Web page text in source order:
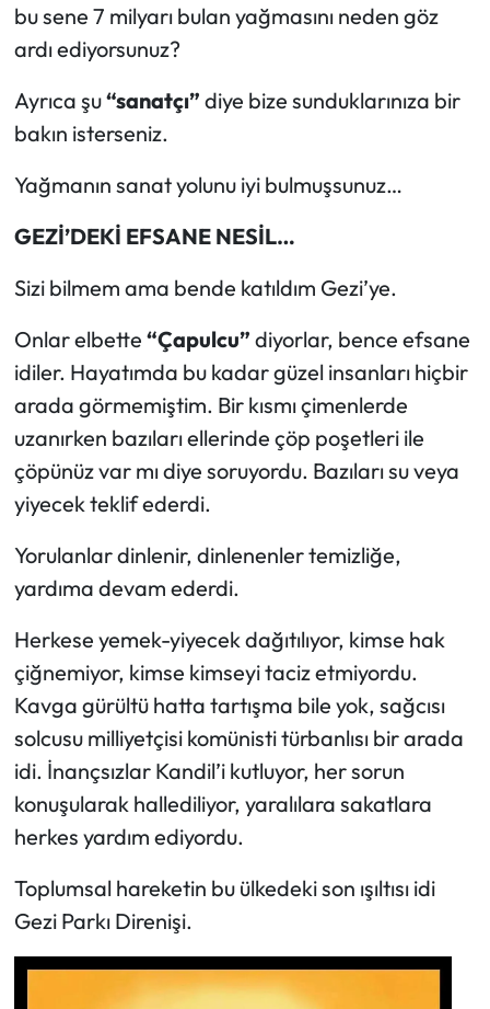
bu sene 7 milyarı bulan yağmasını neden göz
ardı ediyorsunuz?
Ayrıca şu“sanatçı” diye bize sunduklarınıza bir
bakın isterseniz.
Yağmanın sanat yolunu iyi bulmuşsunuz…
GEZİ’DEKİ EFSANE NESİL…
Sizi bilmem ama bende katıldım Gezi’ye.
Onlar elbette “Çapulcu” diyorlar, bence efsane
idiler. Hayatımda bu kadar güzel insanları hiçbir
arada görmemiştim. Bir kısmı çimenlerde
uzanırken bazıları ellerinde çöp poşetleri ile
çöpünüz var mı diye soruyordu. Bazıları su veya
yiyecek teklif ederdi.
Yorulanlar dinlenir, dinlenenler temizliğe,
yardıma devam ederdi.
Herkese yemek-yiyecek dağıtılıyor, kimse hak
çiğnemiyor, kimse kimseyi taciz etmiyordu.
Kavga gürültü hatta tartışma bile yok, sağcısı
solcusu milliyetçisi komünisti türbanlısı bir arada
idi. İnançsızlar Kandil’i kutluyor, her sorun
konuşularak hallediliyor, yaralılara sakatlara
herkes yardım ediyordu.
Toplumsal hareketin bu ülkedeki son ışıltısı idi
Gezi Parkı Direnişi.